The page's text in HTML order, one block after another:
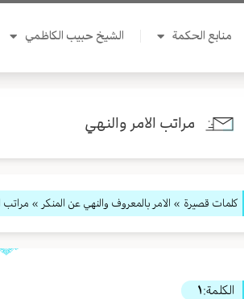
منابع الحكمة الشيخ حبيب الكاظمي
مراتب الامر والنهي
كلمات قصيرة » الامر بالمعروف والنهي عن المنكر » مراتب
الكلمة:١